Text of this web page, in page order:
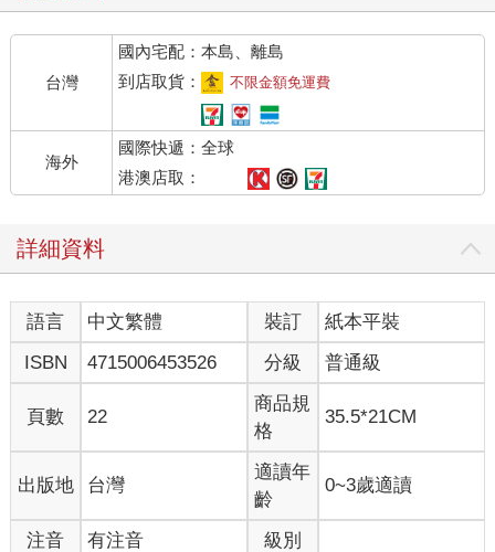
台灣
國內宅配：本島、離島
到店取貨：
不限金額免運費
海外
國際快遞：全球
港澳店取：
詳細資料
語言 中文繁體 裝訂
紙本平裝
ISBN
4715006453526 分級 普通級
頁數 22
商品規
格
35.5*21CM
出版地 台灣
適讀年
齡
0~3歲適讀
注音 有注音 級別